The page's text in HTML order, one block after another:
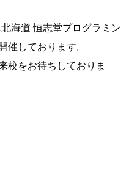
海道 恒志堂プログラミン
催しております。
校をお待ちしておりま